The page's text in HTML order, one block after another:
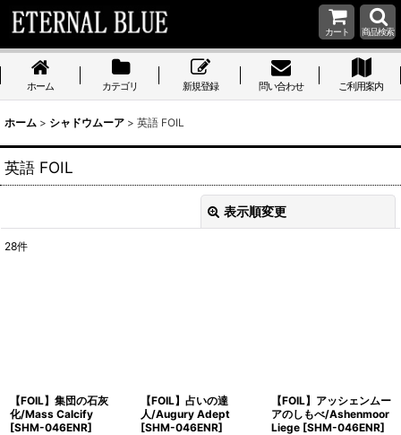
カート 商品検索
ホーム カテゴリ 新規登録 問い合わせ ご利用案内
ホーム > シャドウムーア > 英語 FOIL
英語 FOIL
表示順変更
絞り込む
28件
【FOIL】集団の石灰
化/Mass Calcify
[SHM-046ENR]
【FOIL】占いの達
人/Augury Adept
[SHM-046ENR]
【FOIL】アッシェンムー
アのしもべ/Ashenmoor
Liege [SHM-046ENR]